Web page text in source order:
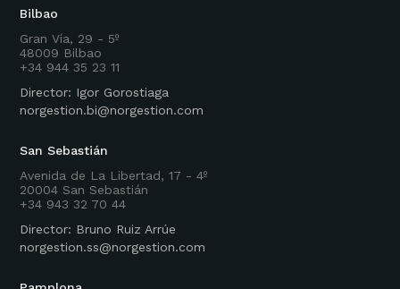
Bilbao
Gran Vía, 29 - 5º
48009 Bilbao
+34 944 35 23 11
Director: Igor Gorostiaga
norgestion.bi@norgestion.com
San Sebastián
Avenida de La Libertad, 17 - 4º
20004 San Sebastián
+34 943 32 70 44
Director: Bruno Ruiz Arrúe
norgestion.ss@norgestion.com